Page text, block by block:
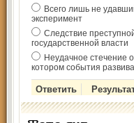
Всего лишь не
эксперимент
Следствие
государственной власти
Неудачное стечение
котором события